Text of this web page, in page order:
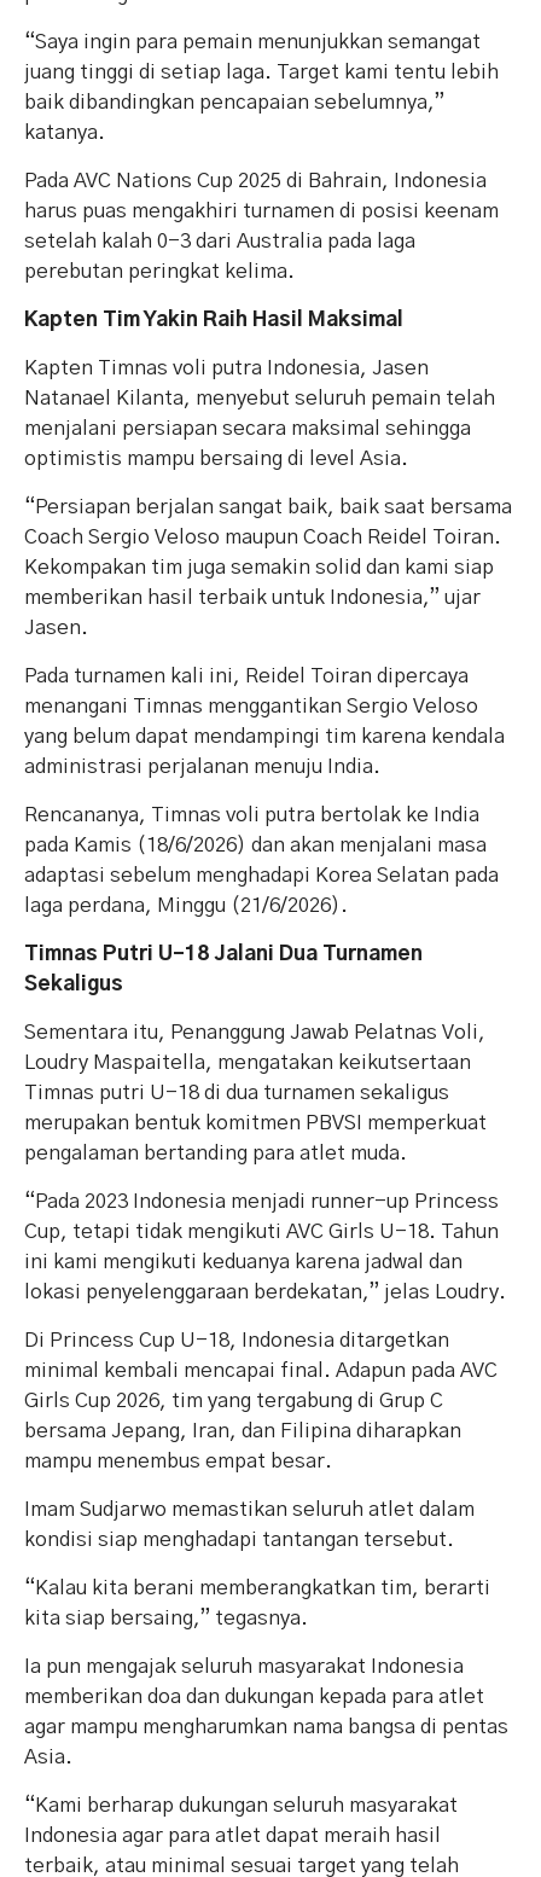
“Saya ingin para pemain menunjukkan semangat
juang tinggi di setiap laga. Target kami tentu lebih
baik dibandingkan pencapaian sebelumnya,”
katanya.
Pada AVC Nations Cup 2025 di Bahrain, Indonesia
harus puas mengakhiri turnamen di posisi keenam
setelah kalah 0-3 dari Australia pada laga
perebutan peringkat kelima.
Kapten Tim Yakin Raih Hasil Maksimal
Kapten Timnas voli putra Indonesia, Jasen
Natanael Kilanta, menyebut seluruh pemain telah
menjalani persiapan secara maksimal sehingga
optimistis mampu bersaing di level Asia.
“Persiapan berjalan sangat baik, baik saat bersama
Coach Sergio Veloso maupun Coach Reidel Toiran.
Kekompakan tim juga semakin solid dan kami siap
memberikan hasil terbaik untuk Indonesia,” ujar
Jasen.
Pada turnamen kali ini, Reidel Toiran dipercaya
menangani Timnas menggantikan Sergio Veloso
yang belum dapat mendampingi tim karena kendala
administrasi perjalanan menuju India.
Rencananya, Timnas voli putra bertolak ke India
pada Kamis (18/6/2026) dan akan menjalani masa
adaptasi sebelum menghadapi Korea Selatan pada
laga perdana, Minggu (21/6/2026).
Timnas Putri U-18 Jalani Dua Turnamen
Sekaligus
Sementara itu, Penanggung Jawab Pelatnas Voli,
Loudry Maspaitella, mengatakan keikutsertaan
Timnas putri U-18 di dua turnamen sekaligus
merupakan bentuk komitmen PBVSI memperkuat
pengalaman bertanding para atlet muda.
“Pada 2023 Indonesia menjadi runner-up Princess
Cup, tetapi tidak mengikuti AVC Girls U-18. Tahun
ini kami mengikuti keduanya karena jadwal dan
lokasi penyelenggaraan berdekatan,” jelas Loudry.
Di Princess Cup U-18, Indonesia ditargetkan
minimal kembali mencapai final. Adapun pada AVC
Girls Cup 2026, tim yang tergabung di Grup C
bersama Jepang, Iran, dan Filipina diharapkan
mampu menembus empat besar.
Imam Sudjarwo memastikan seluruh atlet dalam
kondisi siap menghadapi tantangan tersebut.
“Kalau kita berani memberangkatkan tim, berarti
kita siap bersaing,” tegasnya.
Ia pun mengajak seluruh masyarakat Indonesia
memberikan doa dan dukungan kepada para atlet
agar mampu mengharumkan nama bangsa di pentas
Asia.
“Kami berharap dukungan seluruh masyarakat
Indonesia agar para atlet dapat meraih hasil
terbaik, atau minimal sesuai target yang telah